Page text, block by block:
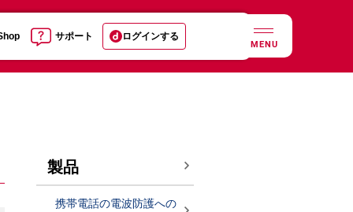
サポート ログインする
MENU
製品
携帯電話の電波防護への